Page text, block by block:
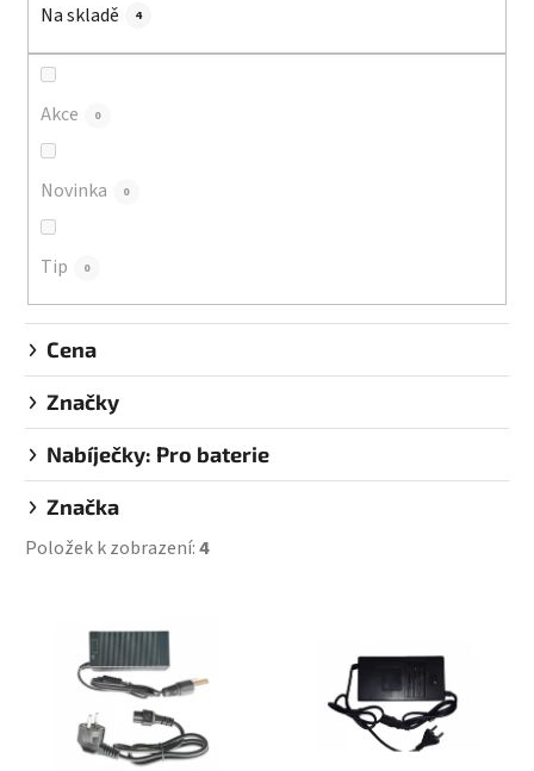
Na skladě 4
Akce 0
Novinka 0
Tip 0
Cena
Značky
Nabíječky: Pro baterie
Značka
Položek k zobrazení:4